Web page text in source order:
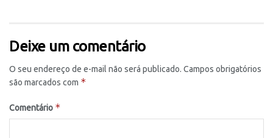
Deixe um comentário
O seu endereço de e-mail não será publicado. Campos obrigatórios
são marcados com *
Comentário *